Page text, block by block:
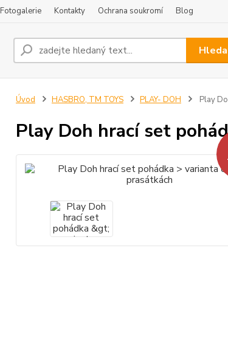
Fotogalerie Kontakty Ochrana soukromí Blog
Úvod HASBRO, TM TOYS PLAY- DOH Play
Play Doh hrací set